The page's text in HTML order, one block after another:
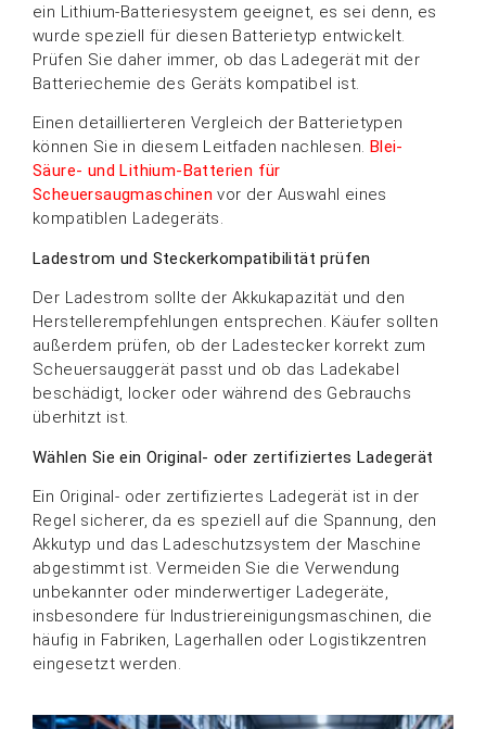
ein Lithium-Batteriesystem geeignet, es sei denn, es
wurde speziell für diesen Batterietyp entwickelt.
Prüfen Sie daher immer, ob das Ladegerät mit der
Batteriechemie des Geräts kompatibel ist.
Einen detaillierteren Vergleich der Batterietypen
können Sie in diesem Leitfaden nachlesen. Blei-
Säure- und Lithium-Batterien für
Scheuersaugmaschinen vor der Auswahl eines
kompatiblen Ladegeräts.
Ladestrom und Steckerkompatibilität prüfen
Der Ladestrom sollte der Akkukapazität und den
Herstellerempfehlungen entsprechen. Käufer sollten
außerdem prüfen, ob der Ladestecker korrekt zum
Scheuersauggerät passt und ob das Ladekabel
beschädigt, locker oder während des Gebrauchs
überhitzt ist.
Wählen Sie ein Original- oder zertifiziertes Ladegerät
Ein Original- oder zertifiziertes Ladegerät ist in der
Regel sicherer, da es speziell auf die Spannung, den
Akkutyp und das Ladeschutzsystem der Maschine
abgestimmt ist. Vermeiden Sie die Verwendung
unbekannter oder minderwertiger Ladegeräte,
insbesondere für Industriereinigungsmaschinen, die
häufig in Fabriken, Lagerhallen oder Logistikzentren
eingesetzt werden.